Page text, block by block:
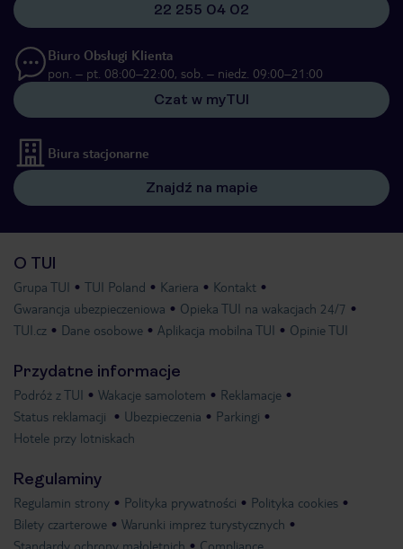
22 255 04 02
Biuro Obsługi Klienta
pon. – pt. 08:00–22:00, sob. – niedz. 09:00–21:00
Czat w myTUI
Biura stacjonarne
Znajdź na mapie
O TUI
Grupa TUI TUI Poland Kariera
Kontakt
Gwarancja ubezpieczeniowa
Opieka TUI na wakacjach 24/7
TUI.cz
Dane osobowe Aplikacja mobilna TUI Opinie TUI
Przydatne informacje
Podróż z TUI Wakacje samolotem
Reklamacje
Status reklamacji
Ubezpieczenia
Parkingi
Hotele przy lotniskach
Regulaminy
Regulamin strony Polityka prywatności
Polityka cookies
Bilety czarterowe
Warunki imprez turystycznych
Standardy ochrony małoletnich
Compliance